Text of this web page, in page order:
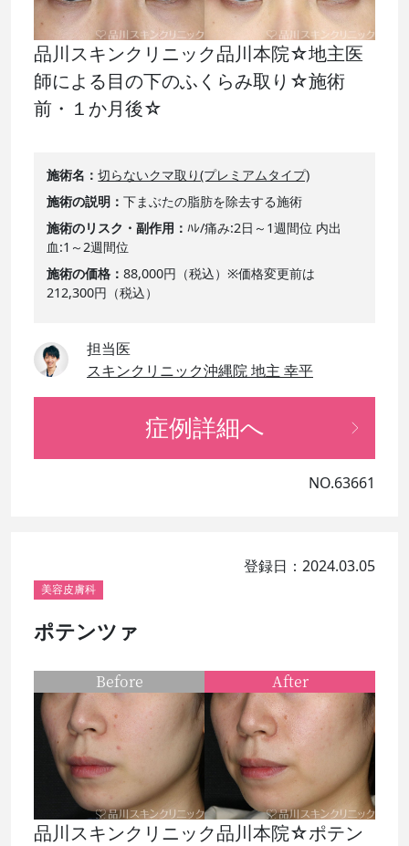
品川スキンクリニック品川本院☆地主医
師による目の下のふくらみ取り☆施術
前・１か月後☆
施術名
切らないクマ取り(プレミアムタイプ)
施術の説明
下まぶたの脂肪を除去する施術
施術のリスク・副作用
ﾊﾚ/痛み:2日～1週間位 内出
血:1～2週間位
施術の価格
88,000円（税込）※価格変更前は
212,300円（税込）
担当医
スキンクリニック沖縄院 地主 幸平
症例詳細へ
NO.63661
登録日：2024.03.05
美容皮膚科
ポテンツァ
品川スキンクリニック品川本院☆ポテン
Before After